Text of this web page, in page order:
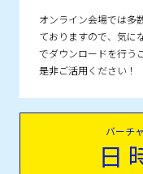
オンライン会場では多
ておりますので、気に
でダウンロードを行う
是非ご活用ください！
バーチ
日